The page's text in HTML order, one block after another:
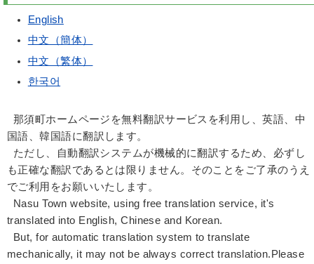
English
中文（簡体）
中文（繁体）
한국어
那須町ホームページを無料翻訳サービスを利用し、英語、中
国語、韓国語に翻訳します。
ただし、自動翻訳システムが機械的に翻訳するため、必ずし
も正確な翻訳であるとは限りません。そのことをご了承のうえ
でご利用をお願いいたします。
Nasu Town website, using free translation service, it's
translated into English, Chinese and Korean.
But, for automatic translation system to translate
mechanically, it may not be always correct translation.Please